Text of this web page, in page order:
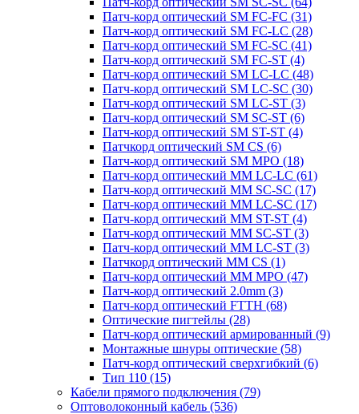
Патч-корд оптический SM FC-FC (31)
Патч-корд оптический SM FC-LC (28)
Патч-корд оптический SM FC-SC (41)
Патч-корд оптический SM FC-ST (4)
Патч-корд оптический SM LC-LC (48)
Патч-корд оптический SM LC-SC (30)
Патч-корд оптический SM LC-ST (3)
Патч-корд оптический SM SC-ST (6)
Патч-корд оптический SM ST-ST (4)
Патчкорд оптический SM CS (6)
Патч-корд оптический SM MPO (18)
Патч-корд оптический MM LC-LC (61)
Патч-корд оптический MM SC-SC (17)
Патч-корд оптический MM LC-SC (17)
Патч-корд оптический MM ST-ST (4)
Патч-корд оптический MM SC-ST (3)
Патч-корд оптический MM LC-ST (3)
Патчкорд оптический MM CS (1)
Патч-корд оптический MM MPO (47)
Патч-корд оптический 2.0mm (3)
Патч-корд оптический FTTH (68)
Оптические пигтейлы (28)
Патч-корд оптический армированный (9)
Монтажные шнуры оптические (58)
Патч-корд оптический сверхгибкий (6)
Тип 110 (15)
Кабели прямого подключения (79)
Оптоволоконный кабель (536)